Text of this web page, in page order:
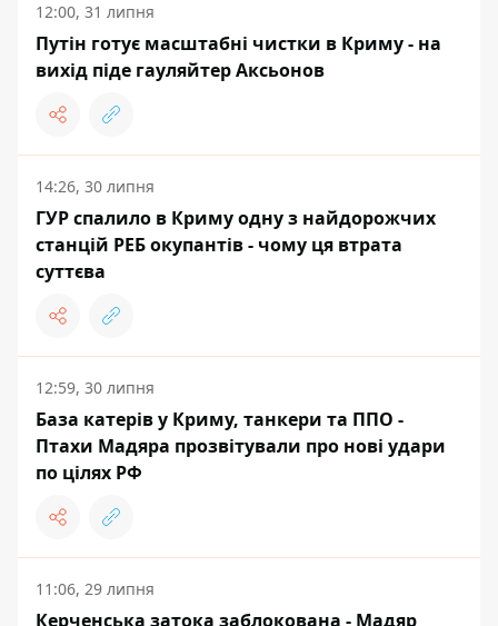
12:00, 31 липня
Путін готує масштабні чистки в Криму - на
вихід піде гауляйтер Аксьонов
14:26, 30 липня
ГУР спалило в Криму одну з найдорожчих
станцій РЕБ окупантів - чому ця втрата
суттєва
12:59, 30 липня
База катерів у Криму, танкери та ППО -
Птахи Мадяра прозвітували про нові удари
по цілях РФ
11:06, 29 липня
Керченська затока заблокована - Мадяр